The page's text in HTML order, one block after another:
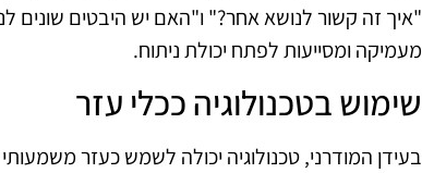
"איך זה קשור לנושא אחר?" ו"האם יש היבטים שונים
מעמיקה ומסייעות לפתח יכולת ניתוח.
שימוש בטכנולוגיה ככלי עזר
בעידן המודרני, טכנולוגיה יכולה לשמש כעזר